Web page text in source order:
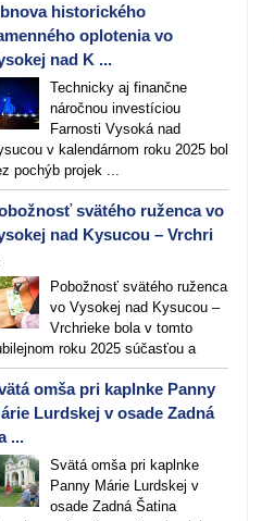
historického
oplotenia vo
nad K ...
Technicky aj finančne
náročnou investíciou
Farnosti Vysoká nad
v kalendárnom roku 2025 bol
pochýb projek ...
svätého ruženca vo
nad Kysucou – Vrchri
Pobožnosť svätého ruženca
vo Vysokej nad Kysucou –
Vrchrieke bola v tomto
roku 2025 súčasťou a
omša pri kaplnke Panny
Lurdskej v osade Zadná
...
Svätá omša pri kaplnke
Panny Márie Lurdskej v
osade Zadná Šatina